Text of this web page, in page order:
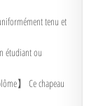
tenu et
étudiant ou
】 Ce chapeau